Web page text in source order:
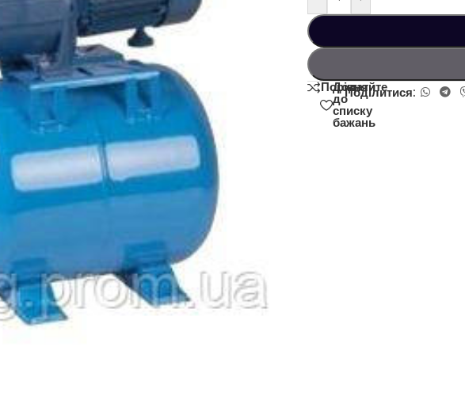
Порівняйте
Додати
до
списку
бажань
Поділитися: